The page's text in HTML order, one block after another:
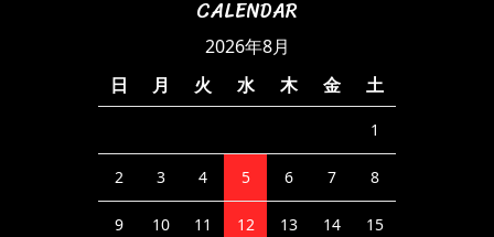
CALENDAR
2026年8月
日
月 火 水 木 金 土
1
2 3 4 5 6 7 8
9 10 11 12 13 14 15